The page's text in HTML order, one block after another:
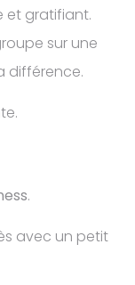
et gratifiant.
sur une
différence.
.
avec un petit